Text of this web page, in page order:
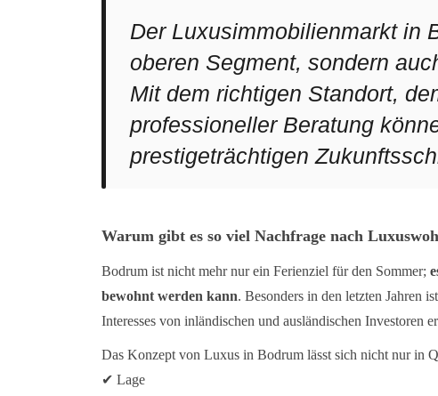
Der Luxusimmobilienmarkt in
oberen Segment, sondern
Mit dem richtigen Standort,
professioneller Beratung
prestigeträchtigen
Warum gibt es so viel Nachfrage nach
Bodrum ist nicht mehr nur ein Ferienziel für den Sommer;
bewohnt werden kann. Besonders in den letzten Jahren
Interesses von inländischen und ausländischen Investoren
Das Konzept von Luxus in Bodrum lässt sich nicht nur in
✔ Lage